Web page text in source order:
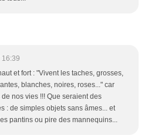
et fort : "Vivent les taches, grosses,
blanches, noires, roses..." car
nos vies !!! Que seraient des
: de simples objets sans âmes... et
pantins ou pire des mannequins...